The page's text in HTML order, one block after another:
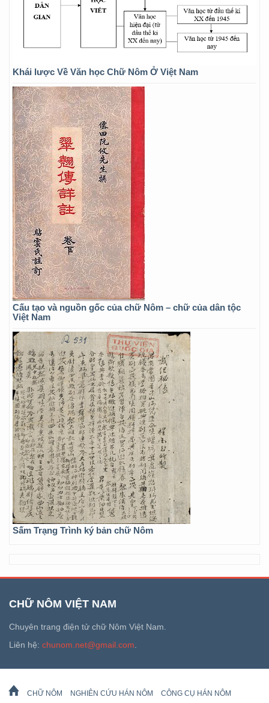
Khái lược Về Văn học Chữ Nôm Ở Việt Nam
Cấu tạo và nguồn gốc của chữ Nôm – chữ của dân tộc
Việt Nam
Sấm Trạng Trình ký bản chữ Nôm
CHỮ NÔM VIỆT NAM
Chuyên trang điện tử chữ Nôm Việt Nam.
Liên hệ: chunom.net@gmail.com
CHỮ NÔM NGHIÊN CỨU HÁN NÔM CÔNG CỤ HÁN NÔM